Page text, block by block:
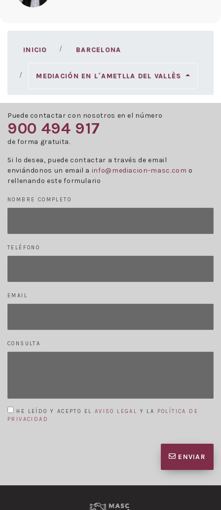
INICIO BARCELONA
MEDIACIÓN EN L´AMETLLA DEL VALLÈS
Puede contactar con nosotros en el número
900 494 917
de forma gratuita.
Si lo desea, puede contactar a través de email
enviándonos un email a info@mediacion-masc.com o
rellenando este formulario
NOMBRE COMPLETO
TELÉFONO
EMAIL
CONSULTA
HE LEÍDO Y ACEPTO EL AVISO LEGAL Y LA
POLÍTICA DE
PRIVACIDAD
ENVIAR